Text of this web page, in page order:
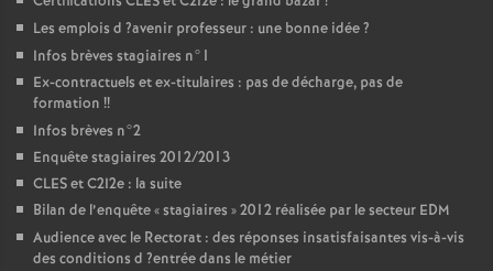
Les emplois d ?avenir professeur : une bonne idée?
Infos brèves stagiaires n°1
Ex-contractuels et ex-titulaires : pas de décharge, pas de
formation !!
Infos brèves n°2
Enquête stagiaires 2012/2013
CLESet C2I2e : la suite
Bilan de l’enquête «stagiaires » 2012 réalisée par le secteur EDM
Audience avec le Rectorat : des réponses insatisfaisantes vis-à-vis
des conditions d ?entrée dans le métier